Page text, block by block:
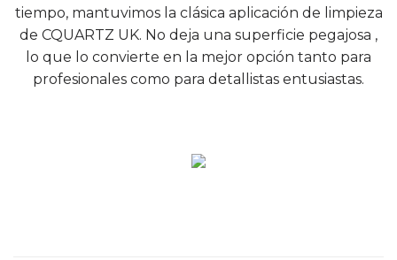
tiempo, mantuvimos la clásica aplicación de limpieza
de CQUARTZ UK. No deja una superficie pegajosa ,
lo que lo convierte en la mejor opción tanto para
profesionales como para detallistas entusiastas.